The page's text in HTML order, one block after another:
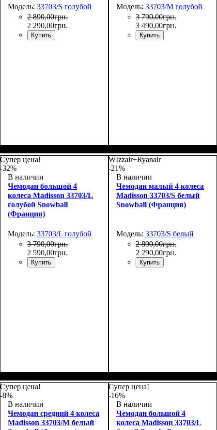
Модель: 33703/S голубой
2 890,00грн.
2 290,00грн.
Купить
55х36х20
Модель: 33703/M голубой
3 790,00грн.
3 490,00грн.
Купить
66х44х27
Супер цена!
-32%
В наличии
Чемодан большой 4
колеса Madisson 33703/L
голубой Snowball
(Франция)
Модель: 33703/L голубой
3 790,00грн.
2 590,00грн.
Купить
75х50х30
WIzzair+Ryanair
-21%
В наличии
Чемодан малый 4 колеса
Madisson 33703/S белый
Snowball (Франция)
Модель: 33703/S белый
2 890,00грн.
2 290,00грн.
Купить
55х36х20
Супер цена!
-8%
В наличии
Чемодан средний 4 колеса
Madisson 33703/M белый
Супер цена!
-16%
В наличии
Чемодан большой 4
колеса Madisson 33703/L